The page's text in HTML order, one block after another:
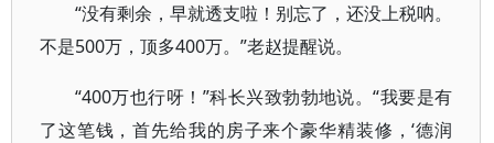
“没有剩余，早就透支啦！别忘了，还没上税呐。
不是500万，顶多400万。”老赵提醒说。
“400万也行呀！”科长兴致勃勃地说。“我要是有
了这笔钱，首先给我的房子来个豪华精装修，‘德润